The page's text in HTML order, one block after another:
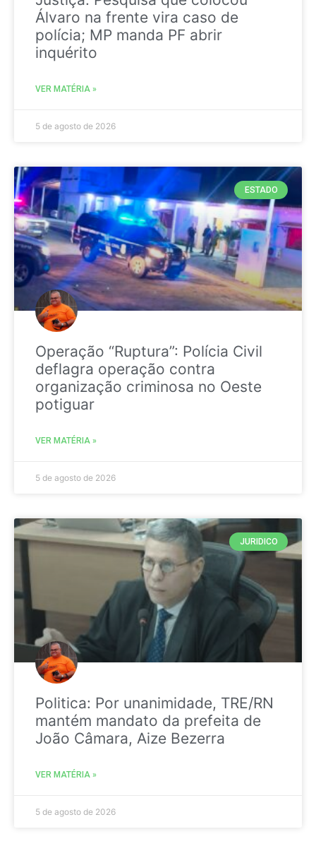
Álvaro na frente vira caso de
polícia; MP manda PF abrir
inquérito
VER MATÉRIA »
5 de agosto de 2026
ESTADO
Operação “Ruptura”: Polícia Civil
deflagra operação contra
organização criminosa no Oeste
potiguar
VER MATÉRIA »
5 de agosto de 2026
JURIDICO
Politica: Por unanimidade, TRE/RN
mantém mandato da prefeita de
João Câmara, Aize Bezerra
VER MATÉRIA »
5 de agosto de 2026